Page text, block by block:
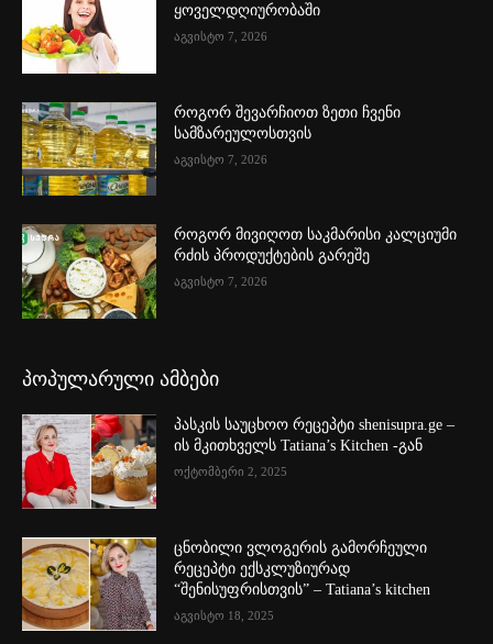
ყოველდღიურობაში
აგვისტო 7, 2026
როგორ შევარჩიოთ ზეთი ჩვენი
სამზარეულოსთვის
აგვისტო 7, 2026
როგორ მივიღოთ საკმარისი კალციუმი
რძის პროდუქტების გარეშე
აგვისტო 7, 2026
პოპულარული ამბები
პასკის საუცხოო რეცეპტი shenisupra.ge –
ის მკითხველს Tatiana’s Kitchen -გან
ოქტომბერი 2, 2025
ცნობილი ვლოგერის გამორჩეული
რეცეპტი ექსკლუზიურად
“შენისუფრისთვის” – Tatiana’s kitchen
აგვისტო 18, 2025